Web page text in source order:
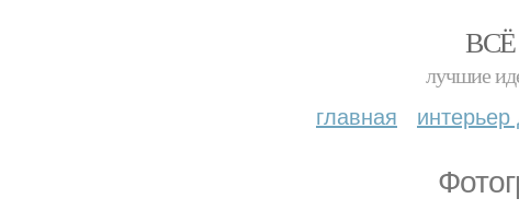
лучшие
главная